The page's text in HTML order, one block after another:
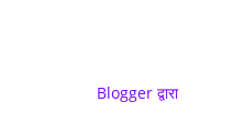
Blogger द्वारा